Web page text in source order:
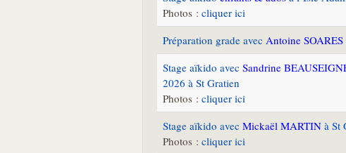
Photos : cliquer ici
Préparation grade avec Antoine SOARES
Stage aïkido avec Sandrine
2026 à St Gratien
Photos : cliquer ici
Stage aïkido avec Mickaël MARTIN à St
Photos : cliquer ici